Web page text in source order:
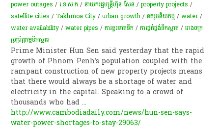
power outages /រ.ទ.ស.ភ /នាយករដ្ឋមន្ត្រីហ៊ុន សែន /property projects /
satellite cities /Takhmoa City /urban growth /នគរូបនីយកម្ម /water/
water availability /water pipes /ការ​ខ្វះខាត​ទឹក /ការផ្គត់ផ្គង់ទឹកស្អាត /រោងចក្រ​
ប្រព្រឹត្តកម្ម​ទឹក​ស្អាត
Prime Minister Hun Sen said yesterday that the rapid
growth of Phnom Penh’s population coupled with the
rampant construction of new property projects means
that there would always be a shortage of water and
electricity in the capital. Speaking to a crowd of
thousands who had...
http://www.cambodiadaily.com/news/hun-sen-says-
water-power-shortages-to-stay-29063/